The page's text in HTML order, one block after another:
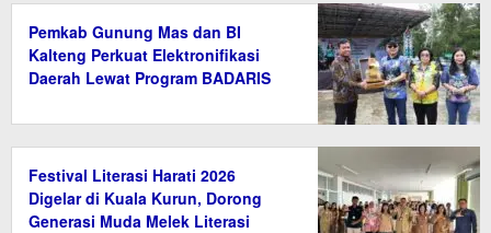
Pemkab Gunung Mas dan BI
Kalteng Perkuat Elektronifikasi
Daerah Lewat Program BADARIS
Festival Literasi Harati 2026
Digelar di Kuala Kurun, Dorong
Generasi Muda Melek Literasi